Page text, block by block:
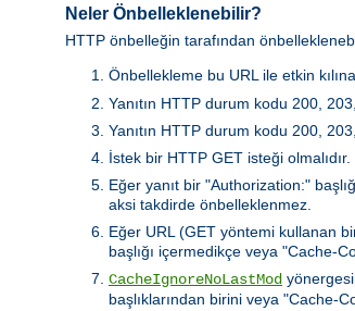
Neler Önbelleklenebilir?
HTTP önbelleğin tarafından
Önbellekleme bu URL ile etkin
Yanıtın HTTP durum kodu 200,
Yanıtın HTTP durum kodu 200,
İstek bir HTTP GET isteği olmalıdır.
Eğer yanıt bir "Authorization:"
aksi takdirde önbelleklenmez.
Eğer URL (GET yöntemi kullanan
başlığı içermedikçe veya "Cache-
CacheIgnoreNoLastMod
başlıklarından birini veya "Cache-